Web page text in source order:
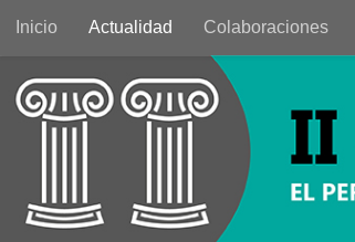
Saltar al contenido
Inicio Actualidad Colaboraciones